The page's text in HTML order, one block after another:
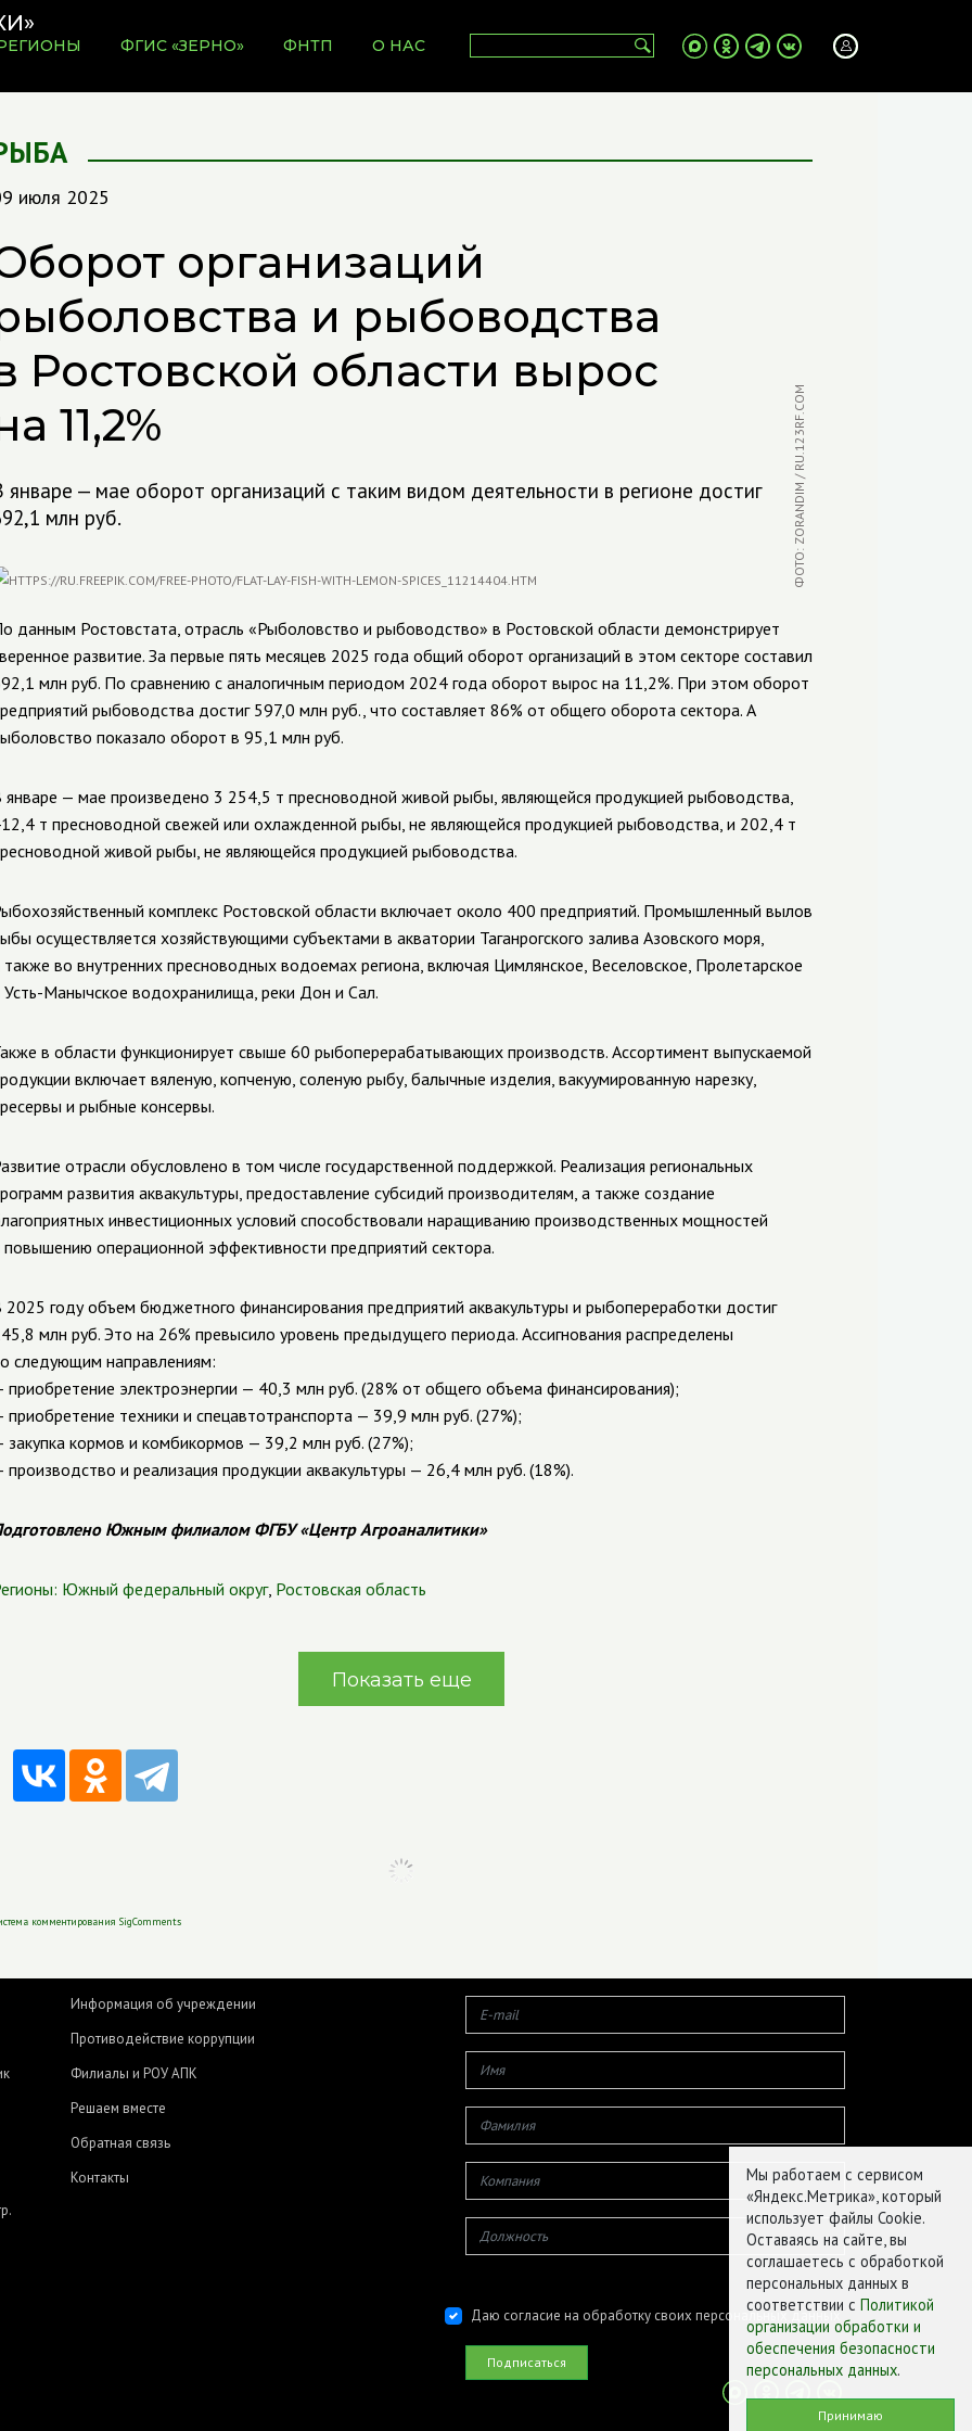
ФГИС «ЗЕРНО» ФНТП О НАС
июля 2025
организаций
и рыбоводства
Ростовской области вырос
11,2%
январе — мае оборот организаций с таким видом деятельности в регионе достиг
млн руб.
ФОТО: ZORANDIM / RU.123RF.COM
данным Ростовстата, отрасль «Рыболовство и рыбоводство» в Ростовской области демонстрирует
развитие. За первые пять месяцев 2025 года общий оборот организаций в этом секторе составил
млн руб. По сравнению с аналогичным периодом 2024 года оборот вырос на 11,2%. При этом оборот
рыбоводства достиг 597,0 млн руб., что составляет 86% от общего оборота сектора. А
показало оборот в 95,1 млн руб.
январе — мае произведено 3 254,5 т пресноводной живой рыбы, являющейся продукцией рыбоводства,
т пресноводной свежей или охлажденной рыбы, не являющейся продукцией рыбоводства, и 202,4 т
живой рыбы, не являющейся продукцией рыбоводства.
комплекс Ростовской области включает около 400 предприятий. Промышленный вылов
осуществляется хозяйствующими субъектами в акватории Таганрогского залива Азовского моря,
также во внутренних пресноводных водоемах региона, включая Цимлянское, Веселовское, Пролетарское
Усть-Манычское водохранилища, реки Дон и Сал.
в области функционирует свыше 60 рыбоперерабатывающих производств. Ассортимент выпускаемой
включает вяленую, копченую, соленую рыбу, балычные изделия, вакуумированную нарезку,
и рыбные консервы.
отрасли обусловлено в том числе государственной поддержкой. Реализация региональных
развития аквакультуры, предоставление субсидий производителям, а также создание
инвестиционных условий способствовали наращиванию производственных мощностей
повышению операционной эффективности предприятий сектора.
2025 году объем бюджетного финансирования предприятий аквакультуры и рыбопереработки достиг
млн руб. Это на 26% превысило уровень предыдущего периода. Ассигнования распределены
следующим направлениям:
приобретение электроэнергии — 40,3 млн руб. (28% от общего объема финансирования);
приобретение техники и спецавтотранспорта — 39,9 млн руб. (27%);
закупка кормов и комбикормов — 39,2 млн руб. (27%);
производство и реализация продукции аквакультуры — 26,4 млн руб. (18%).
Южным филиалом ФГБУ «Центр Агроаналитики»
Южный федеральный округ, Ростовская область
Показать еще
комментирования SigComments
Информация об учреждении
Противодействие коррупции
Филиалы и РОУ АПК
Решаем вместе
Обратная связь
Контакты
Даю согласие на обработку своих персональных данных
Мы работаем с сервисом
«Яндекс.Метрика», который
использует файлы Cookie.
Оставаясь на сайте, вы
соглашаетесь с обработкой
персональных данных в
соответствии с Политикой
организации обработки и
обеспечения безопасности
персональных данных.
Принимаю